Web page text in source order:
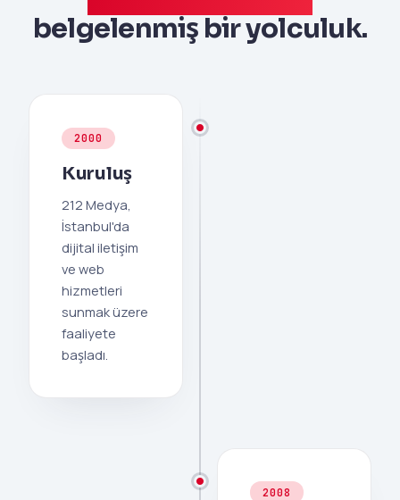
belgelenmiş bir yolculuk.
2000
Kuruluş
212 Medya,
İstanbul'da
dijital iletişim
ve web
hizmetleri
sunmak üzere
faaliyete
başladı.
2008